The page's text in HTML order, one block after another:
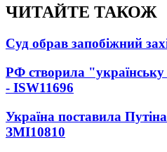
ЧИТАЙТЕ ТАКОЖ
Суд обрав запобіжний
РФ створила
- ISW11696
Україна поставила
ЗМІ10810